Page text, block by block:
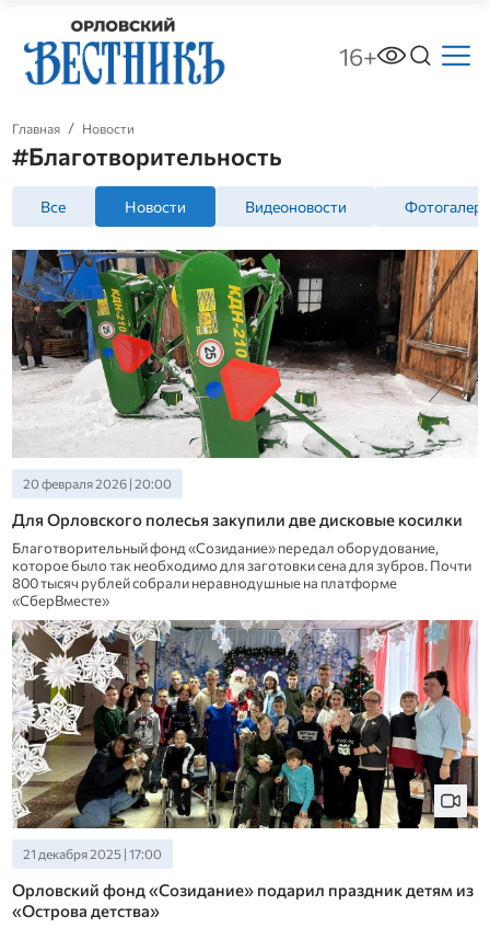
16+
Главная Новости
#Благотворительность
Все Новости Видеоновости
20 февраля 2026 | 20:00
Для Орловского полесья закупили две дисковые косилки
Благотворительный фонд «Созидание» передал оборудование,
которое было так необходимо для заготовки сена для зубров. Почти
800 тысяч рублей собрали неравнодушные на платформе
«СберВместе»
21 декабря 2025 | 17:00
Орловский фонд «Созидание» подарил праздник детям из
«Острова детства»